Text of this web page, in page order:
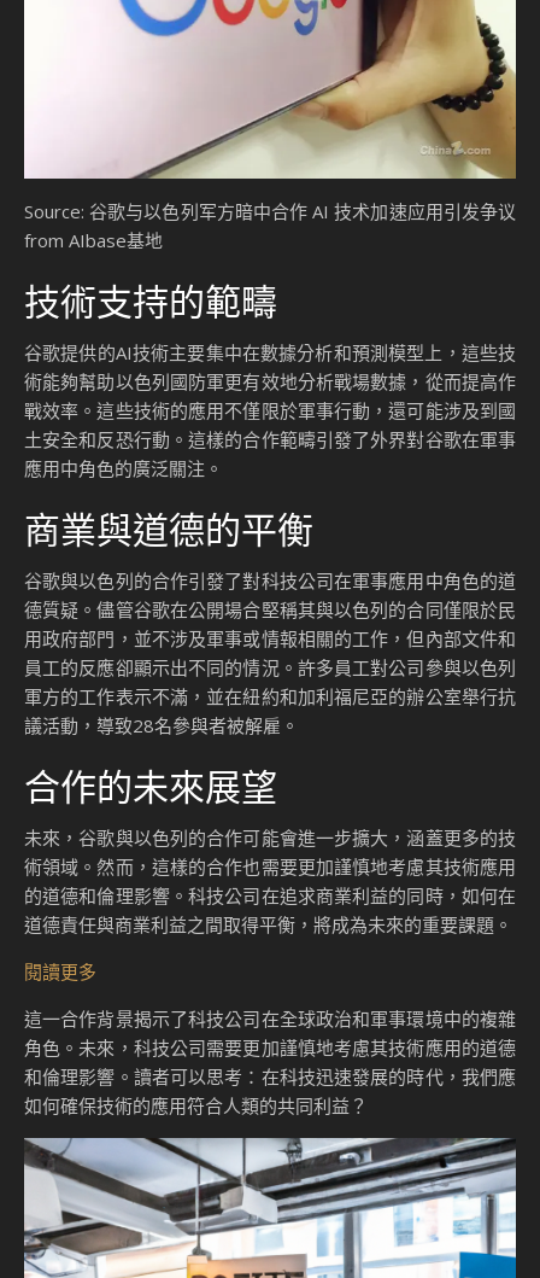
Source: 谷歌与以色列军方暗中合作 AI 技术加速应用引发争议
from AIbase基地
技術支持的範疇
谷歌提供的AI技術主要集中在數據分析和預測模型上，這些技
術能夠幫助以色列國防軍更有效地分析戰場數據，從而提高作
戰效率。這些技術的應用不僅限於軍事行動，還可能涉及到國
土安全和反恐行動。這樣的合作範疇引發了外界對谷歌在軍事
應用中角色的廣泛關注。
商業與道德的平衡
谷歌與以色列的合作引發了對科技公司在軍事應用中角色的道
德質疑。儘管谷歌在公開場合堅稱其與以色列的合同僅限於民
用政府部門，並不涉及軍事或情報相關的工作，但內部文件和
員工的反應卻顯示出不同的情況。許多員工對公司參與以色列
軍方的工作表示不滿，並在紐約和加利福尼亞的辦公室舉行抗
議活動，導致28名參與者被解雇。
合作的未來展望
未來，谷歌與以色列的合作可能會進一步擴大，涵蓋更多的技
術領域。然而，這樣的合作也需要更加謹慎地考慮其技術應用
的道德和倫理影響。科技公司在追求商業利益的同時，如何在
道德責任與商業利益之間取得平衡，將成為未來的重要課題。
閱讀更多
這一合作背景揭示了科技公司在全球政治和軍事環境中的複雜
角色。未來，科技公司需要更加謹慎地考慮其技術應用的道德
和倫理影響。讀者可以思考：在科技迅速發展的時代，我們應
如何確保技術的應用符合人類的共同利益？